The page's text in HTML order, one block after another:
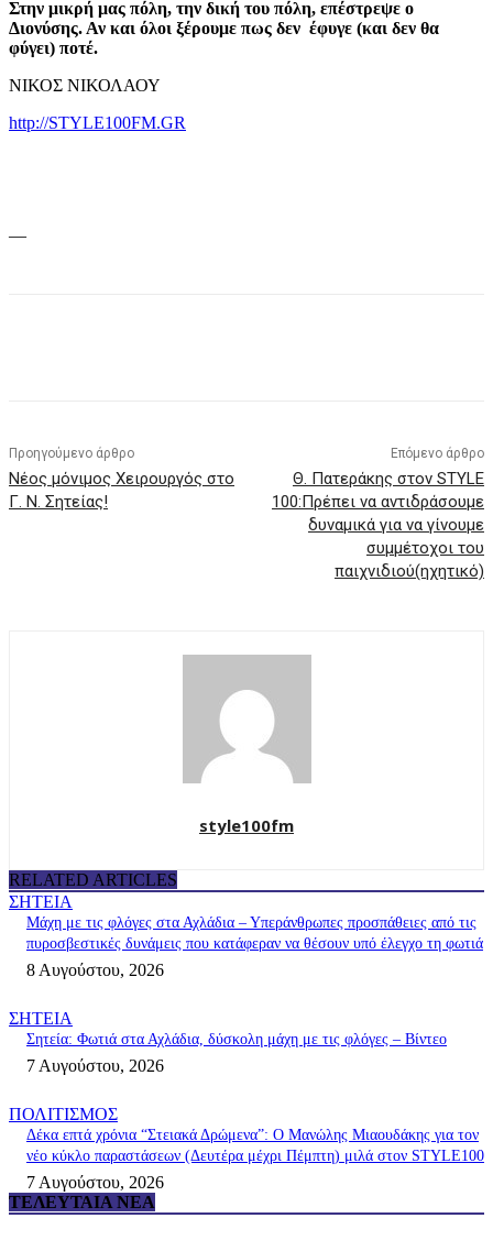
Στην μικρή μας πόλη, την δική του πόλη, επέστρεψε ο
Διονύσης. Αν και όλοι ξέρουμε πως δεν έφυγε (και δεν θα
φύγει) ποτέ.
ΝΙΚΟΣ ΝΙΚΟΛΑΟΥ
http://STYLE100FM.GR
—
Προηγούμενο άρθρο
Νέoς μόνιμος Χειρουργός στο
Γ. Ν. Σητείας!
Επόμενο άρθρο
Θ. Πατεράκης στον STYLE
100:Πρέπει να αντιδράσουμε
δυναμικά για να γίνουμε
συμμέτοχοι του
παιχνιδιού(ηχητικό)
style100fm
RELATED ARTICLES
ΣΗΤΕΙΑ
Μάχη με τις φλόγες στα Αχλάδια – Υπεράνθρωπες προσπάθειες από τις
πυροσβεστικές δυνάμεις που κατάφεραν να θέσουν υπό έλεγχο τη φωτιά
8 Αυγούστου, 2026
ΣΗΤΕΙΑ
Σητεία: Φωτιά στα Αχλάδια, δύσκολη μάχη με τις φλόγες – Βίντεο
7 Αυγούστου, 2026
ΠΟΛΙΤΙΣΜΟΣ
Δέκα επτά χρόνια “Στειακά Δρώμενα”: Ο Μανώλης Μιαουδάκης για τον
νέο κύκλο παραστάσεων (Δευτέρα μέχρι Πέμπτη) μιλά στον STYLE100
7 Αυγούστου, 2026
ΤΕΛΕΥΤΑΊΑ ΝΈΑ